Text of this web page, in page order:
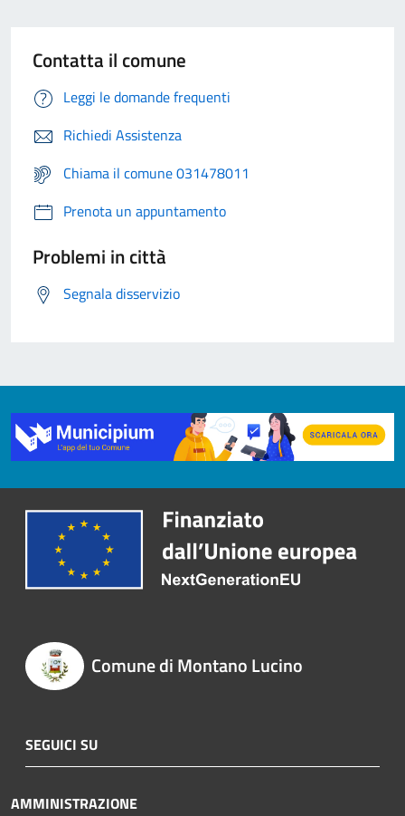
Contatta il comune
Leggi le domande frequenti
Richiedi Assistenza
Chiama il comune 031478011
Prenota un appuntamento
Problemi in città
Segnala disservizio
Comune di Montano Lucino
SEGUICI SU
AMMINISTRAZIONE